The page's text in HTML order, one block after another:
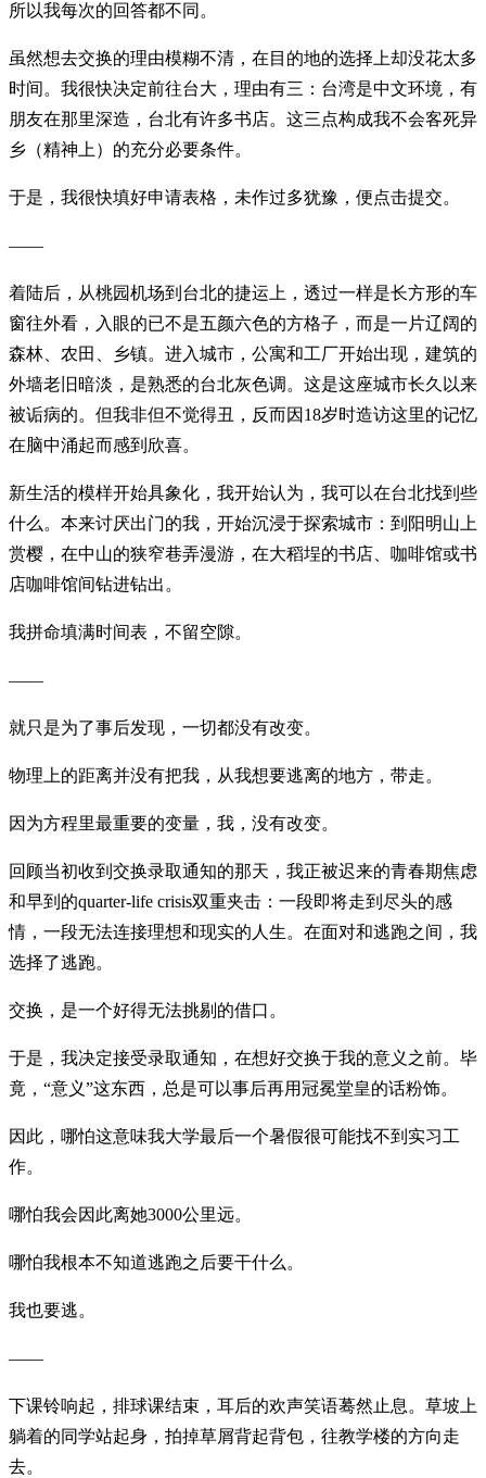
所以我每次的回答都不同。
虽然想去交换的理由模糊不清，在目的地的选择上却没花太多
时间。我很快决定前往台大，理由有三：台湾是中文环境，有
朋友在那里深造，台北有许多书店。这三点构成我不会客死异
乡（精神上）的充分必要条件。
于是，我很快填好申请表格，未作过多犹豫，便点击提交。
——
着陆后，从桃园机场到台北的捷运上，透过一样是长方形的车
窗往外看，入眼的已不是五颜六色的方格子，而是一片辽阔的
森林、农田、乡镇。进入城市，公寓和工厂开始出现，建筑的
外墙老旧暗淡，是熟悉的台北灰色调。这是这座城市长久以来
被诟病的。但我非但不觉得丑，反而因18岁时造访这里的记忆
在脑中涌起而感到欣喜。
新生活的模样开始具象化，我开始认为，我可以在台北找到些
什么。本来讨厌出门的我，开始沉浸于探索城市：到阳明山上
赏樱，在中山的狭窄巷弄漫游，在大稻埕的书店、咖啡馆或书
店咖啡馆间钻进钻出。
我拼命填满时间表，不留空隙。
——
就只是为了事后发现，一切都没有改变。
物理上的距离并没有把我，从我想要逃离的地方，带走。
因为方程里最重要的变量，我，没有改变。
回顾当初收到交换录取通知的那天，我正被迟来的青春期焦虑
和早到的quarter-life crisis双重夹击：一段即将走到尽头的感
情，一段无法连接理想和现实的人生。在面对和逃跑之间，我
选择了逃跑。
交换，是一个好得无法挑剔的借口。
于是，我决定接受录取通知，在想好交换于我的意义之前。毕
竟，“意义”这东西，总是可以事后再用冠冕堂皇的话粉饰。
因此，哪怕这意味我大学最后一个暑假很可能找不到实习工
作。
哪怕我会因此离她3000公里远。
哪怕我根本不知道逃跑之后要干什么。
我也要逃。
——
下课铃响起，排球课结束，耳后的欢声笑语蓦然止息。草坡上
躺着的同学站起身，拍掉草屑背起背包，往教学楼的方向走
去。